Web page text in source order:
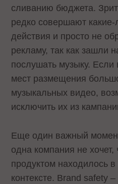
сливанию бюджета.
редко совершают
действия и просто не
рекламу, так как зашли
послушать музыку.
мест размещения
музыкальных видео,
исключить их из
Еще один важный
одна компания не
продуктом находилось
контексте. Brand safety